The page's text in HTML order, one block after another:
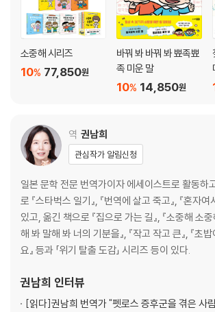
소중해 시리즈
77,850원
10%
바꿔 봐 바꿔 봐 뾰족뾰
족 미운 말
14,850원
10%
역 권남희
관심작가 알림신청
일본 문학 전문 번역가이자 에세이스트로 활동하
로 『스타벅스 일기』, 『번역에 살고 죽고』, 『혼자
있고, 옮긴 책으로 『집으로 가는 길』, 『소중해 소중
해 봐 말해 봐 너의 기분을』, 『작고 작고 큰』, 『초
요』 등과 「위기 탈출 도감」 시리즈 등이 있다.
권남희 인터뷰
[읽다]권남희 번역가 "펫로스 증후군을 겪은 사